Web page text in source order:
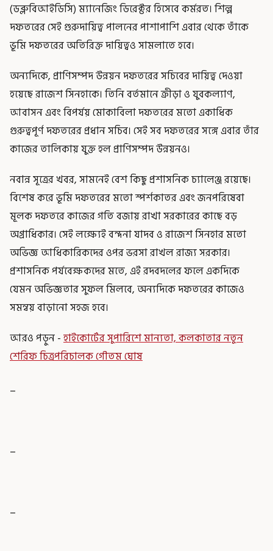
(ডব্লুবিআইডিসি) ম্যানেজিং ডিরেক্টর হিসেবে কর্মরত। শিল্প
দফতরের সেই গুরুদায়িত্ব পালনের পাশাপাশি এবার থেকে তাঁকে
ভূমি দফতরের অতিরিক্ত দায়িত্বও সামলাতে হবে।
অন্যদিকে, প্রাণিসম্পদ উন্নয়ন দফতরের সচিবের দায়িত্ব দেওয়া
হয়েছে রাজেশ সিনহাকে। তিনি বর্তমানে ক্রীড়া ও যুবকল্যাণ,
আবাসন এবং বিপর্যয় মোকাবিলা দফতরের মতো একাধিক
গুরুত্বপূর্ণ দফতরের প্রধান সচিব। সেই সব দফতরের সঙ্গে এবার তাঁর
কাজের তালিকায় যুক্ত হল প্রাণিসম্পদ উন্নয়নও।
নবান্ন সূত্রের খবর, সামনেই বেশ কিছু প্রশাসনিক চ্যালেঞ্জ রয়েছে।
বিশেষ করে ভূমি দফতরের মতো স্পর্শকাতর এবং জনপরিষেবা
মূলক দফতরে কাজের গতি বজায় রাখা সরকারের কাছে বড়
অগ্রাধিকার। সেই লক্ষ্যেই বন্দনা যাদব ও রাজেশ সিনহার মতো
অভিজ্ঞ আধিকারিকদের ওপর ভরসা রাখল রাজ্য সরকার।
প্রশাসনিক পর্যবেক্ষকদের মতে, এই রদবদলের ফলে একদিকে
যেমন অভিজ্ঞতার সুফল মিলবে, অন্যদিকে দফতরের কাজেও
সমন্বয় বাড়ানো সহজ হবে।
আরও পড়ুন -হাইকোর্টের সুপারিশে মান্যতা, কলকাতার নতুন
শেরিফ চিত্রপরিচালক গৌতম ঘোষ
_
_
_